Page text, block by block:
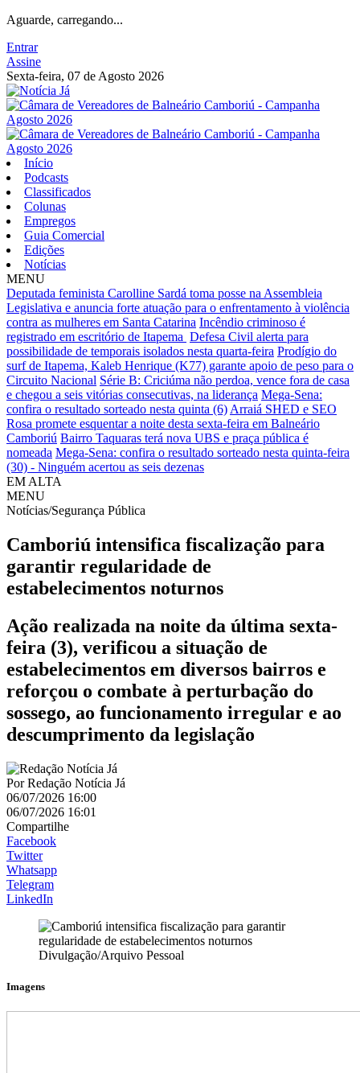
Aguarde, carregando...
Entrar
Assine
Sexta-feira, 07 de Agosto 2026
Início
Podcasts
Classificados
Colunas
Empregos
Guia Comercial
Edições
Notícias
MENU
Deputada feminista Carolline Sardá toma posse na Assembleia
Legislativa e anuncia forte atuação para o enfrentamento à violência
contra as mulheres em Santa Catarina Incêndio criminoso é
registrado em escritório de Itapema Defesa Civil alerta para
possibilidade de temporais isolados nesta quarta-feira Prodígio do
surf de Itapema, Kaleb Henrique (K77) garante apoio de peso para o
Circuito Nacional Série B: Criciúma não perdoa, vence fora de casa
e chegou a seis vitórias consecutivas, na liderança Mega-Sena:
confira o resultado sorteado nesta quinta (6) Arraiá SHED e SEO
Rosa promete esquentar a noite desta sexta-feira em Balneário
Camboriú Bairro Taquaras terá nova UBS e praça pública é
nomeada Mega-Sena: confira o resultado sorteado nesta quinta-feira
(30) - Ninguém acertou as seis dezenas
EM ALTA
MENU
Notícias/Segurança Pública
Camboriú intensifica fiscalização para
garantir regularidade de
estabelecimentos noturnos
Ação realizada na noite da última sexta-
feira (3), verificou a situação de
estabelecimentos em diversos bairros e
reforçou o combate à perturbação do
sossego, ao funcionamento irregular e ao
descumprimento da legislação
PorRedação Notícia Já
06/07/2026 16:00
06/07/2026 16:01
Compartilhe
Facebook
Twitter
Whatsapp
Telegram
LinkedIn
Divulgação/Arquivo Pessoal
Imagens